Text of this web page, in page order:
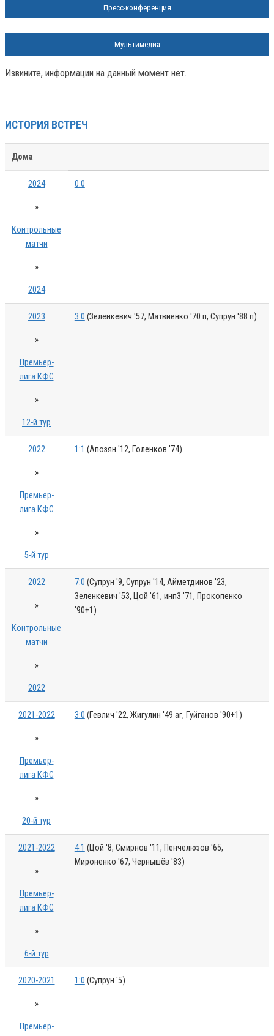
Пресс-конференция
Мультимедиа
Извините, информации на данный момент нет.
ИСТОРИЯ ВСТРЕЧ
Дома
2024
»
Контрольные
матчи
»
2024
0:0
2023
»
Премьер-
лига КФС
»
12-й тур
3:0 (Зеленкевич '57, Матвиенко '70 п, Супрун '88 п)
2022
»
Премьер-
лига КФС
»
5-й тур
1:1 (Апозян '12, Голенков '74)
2022
»
Контрольные
матчи
»
2022
7:0 (Супрун '9, Супрун '14, Айметдинов '23,
Зеленкевич '53, Цой '61, инп3 '71, Прокопенко
'90+1)
2021-2022
»
Премьер-
лига КФС
»
20-й тур
3:0 (Гевлич '22, Жигулин '49 аг, Гуйганов '90+1)
2021-2022
»
Премьер-
лига КФС
»
6-й тур
4:1 (Цой '8, Смирнов '11, Пенчелюзов '65,
Мироненко '67, Чернышёв '83)
2020-2021
»
Премьер-
1:0 (Супрун '5)